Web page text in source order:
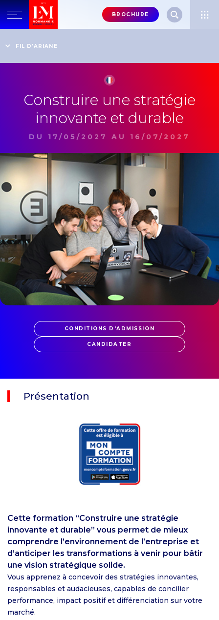
Menu
header-
BROCHURE
FIL D'ARIANE
Programme Grande Ecole en blended learning
Construire une stratégie
innovante et durable
DU 17/05/2027 AU 16/07/2027
CONDITIONS D'ADMISSION
CANDIDATER
Présentation
Cette formation “Construire une stratégie
innovante et durable” vous permet de mieux
comprendre l’environnement de l’entreprise et
d’anticiper les transformations à venir pour bâtir
une vision stratégique solide.
Vous apprenez à concevoir des stratégies innovantes,
responsables et audacieuses, capables de concilier
performance, impact positif et différenciation sur votre
marché.